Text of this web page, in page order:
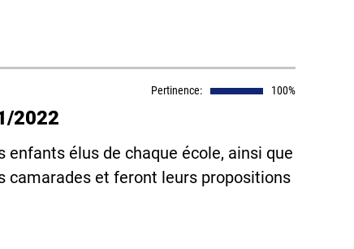
Pertinence: 100%
2022
élus de chaque école, ainsi que
camarades et feront leurs propositions